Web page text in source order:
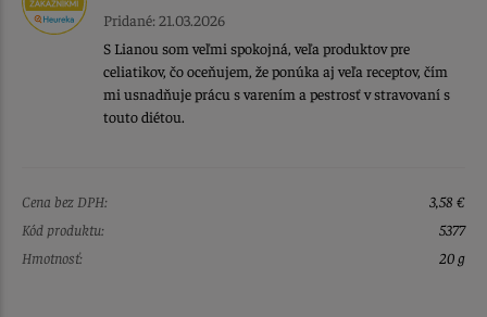
Pridané: 21.03.2026
S Lianou som veľmi spokojná, veľa produktov pre
celiatikov, čo oceňujem, že ponúka aj veľa receptov, čím
mi usnadňuje prácu s varením a pestrosť v stravovaní s
touto diétou.
Cena bez DPH:
3,58 €
Kód produktu:
5377
Hmotnosť:
20 g